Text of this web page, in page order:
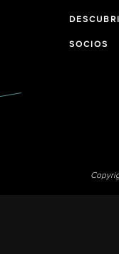
SOCIOS